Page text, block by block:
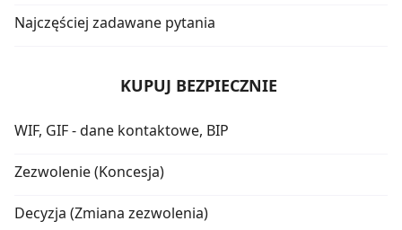
Najczęściej zadawane pytania
KUPUJ BEZPIECZNIE
WIF, GIF - dane kontaktowe, BIP
Zezwolenie (Koncesja)
Decyzja (Zmiana zezwolenia)